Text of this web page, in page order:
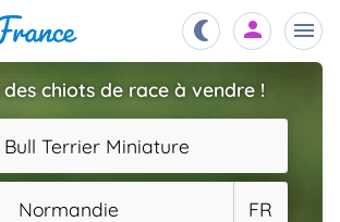
chiots de race à vendre !
Bull Terrier Miniature
Normandie FR